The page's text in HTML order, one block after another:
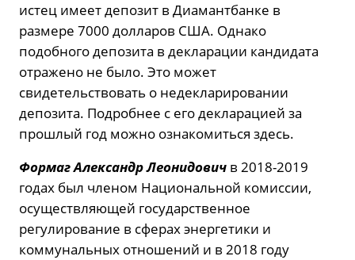
истец имеет депозит в Диамантбанке в
размере 7000 долларов США. Однако
подобного депозита в декларации кандидата
отражено не было. Это может
свидетельствовать о недекларировании
депозита. Подробнее с его декларацией за
прошлый год можно ознакомиться здесь.
Формаг Александр Леонидович в 2018-2019
годах был членом Национальной комиссии,
осуществляющей государственное
регулирование в сферах энергетики и
коммунальных отношений и в 2018 году